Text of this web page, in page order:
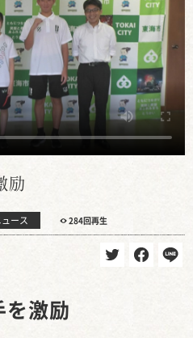
励
ース 284回再生
を激励